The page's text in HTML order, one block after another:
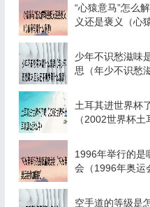
“心猿意马”怎么
义还是褒义（心
少年不识愁滋味
思（年少不识愁
土耳其进世界杯
（2002世界杯土
1996年举行的是
会（1996年奥运
空手道的等级是